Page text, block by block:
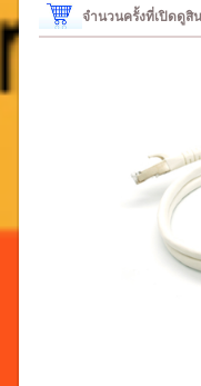
จำนวนครั้งที่เปิดดูสิ